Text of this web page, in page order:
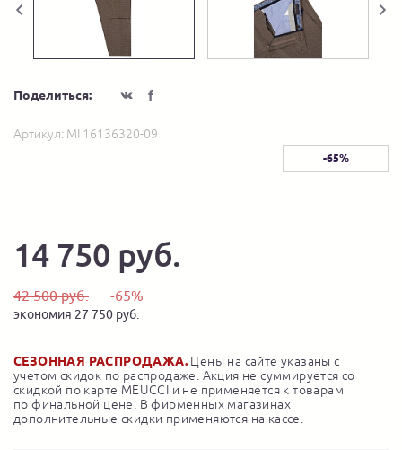
Поделиться:
Артикул: MI 16136320-09
-65%
14 750 руб.
42 500 руб. -65%
экономия 27 750 руб.
СЕЗОННАЯ РАСПРОДАЖА. Цены на сайте указаны с
учетом скидок по распродаже. Акция не суммируется со
скидкой по карте MEUCCI и не применяется к товарам
по финальной цене. В фирменных магазинах
дополнительные скидки применяются на кассе.